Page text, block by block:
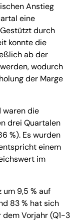
Anstieg
eine
durch
konnte die
ab der
wodurch
der Marge
waren die
drei Quartalen
%). Es wurden
einem
im
9,5 % auf
83 % hat sich
Vorjahr (Q1-3